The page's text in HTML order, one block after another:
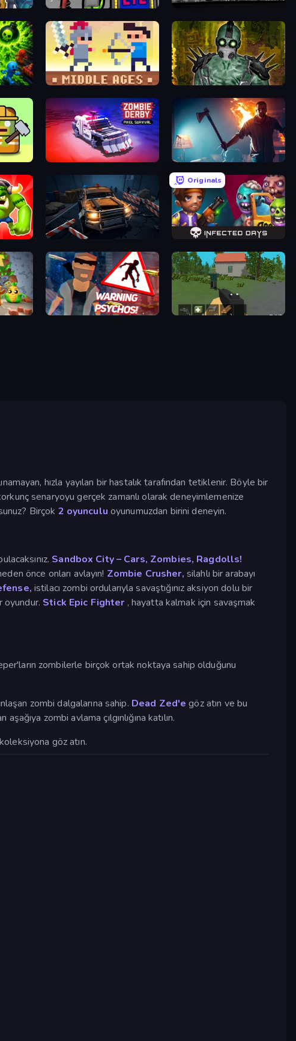
I Am Not Infected! Stickman Annihilation 2
Castle Wars: Middle Ages One Among Zombies
Zombie Derby: Pixel Survival You Are Being Watched
Cars vs Zombies
Originals
Infected Days
City of Psychos WorldZ
hızla yayılan bir hastalık tarafından tetiklenir. Böyle bir
senaryoyu gerçek zamanlı olarak deneyimlemenize
Birçok 2 oyunculu oyunumuzdan birini deneyin.
Sandbox City – Cars, Zombies, Ragdolls!
önce onları avlayın! Zombie Crusher, silahlı bir arabayı
istilacı zombi ordularıyla savaştığınız aksiyon dolu bir
oyundur. Stick Epic Fighter , hayatta kalmak için savaşmak
zombilerle birçok ortak noktaya sahip olduğunu
zombi dalgalarına sahip. Dead Zed'e göz atın ve bu
zombi avlama çılgınlığına katılın.
göz atın.